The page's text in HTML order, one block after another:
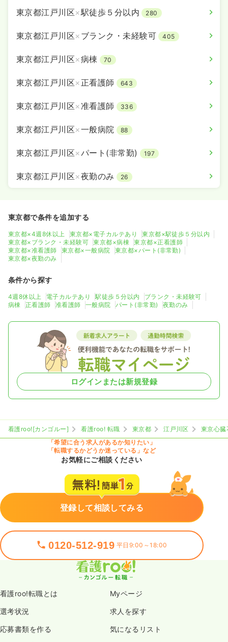
東京都江戸川区×駅徒歩５分以内 280
東京都江戸川区× ブランク・未経験可 405
東京都江戸川区×病棟 70
東京都江戸川区× 正看護師 643
東京都江戸川区×准看護師 336
東京都江戸川区×一般病院 88
東京都江戸川区×パート(非常勤) 197
東京都江戸川区×夜勤のみ 26
東京都で条件を追加する
東京都×4週8休以上 東京都×電子カルテあり
東京都×駅徒歩５分以内
東京都×ブランク・未経験可
東京都×病棟
東京都×正看護師
東京都×准看護師
東京都×一般病院
東京都×パート(非常勤)
東京都×夜勤のみ
条件から探す
4週8休以上 電子カルテあり 駅徒歩５分以内
ブランク・未経験可
病棟
正看護師 准看護師 一般病院 パート(非常勤) 夜勤のみ
ログインまたは新規登録
看護roo![カンゴルー] 看護roo! 転職 東京都 江戸川区
東京心
「希望に合う求人があるか知りたい」
「転職するかどうか迷っている」など
お気軽にご相談ください
登録して相談してみる
0120-512-919 平日9:00～18:00
看護roo!転職とは Myページ
選考状況 求人を探す
応募書類を作る 気になるリスト